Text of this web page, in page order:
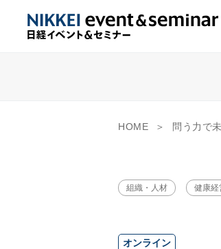
HOME 問う力で未来を拓き
組織・人材 健康経
オンライン